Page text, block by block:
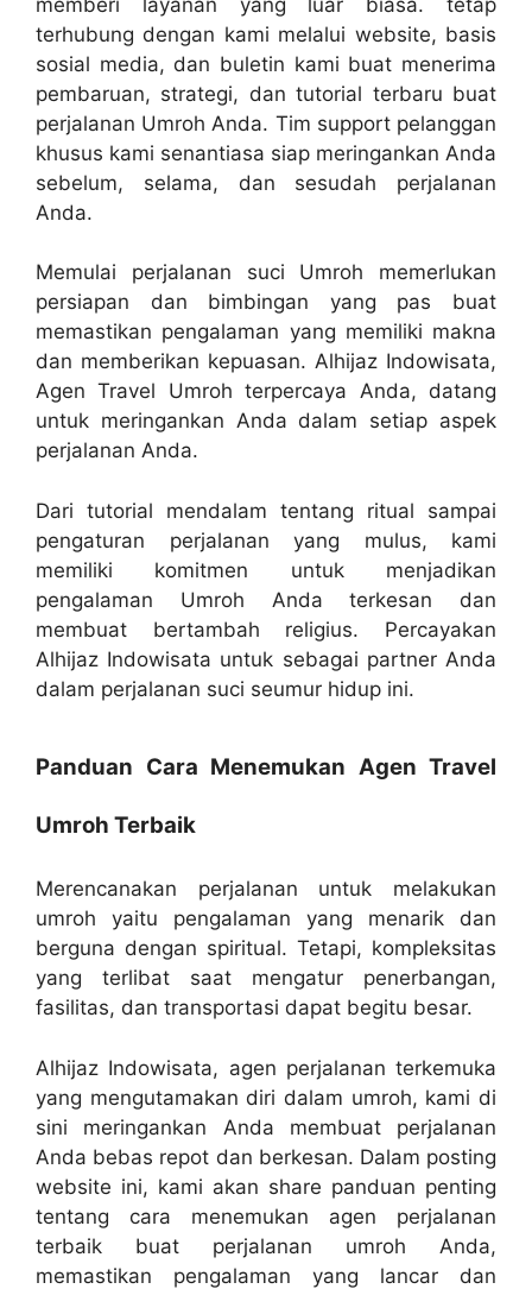
terhubung dengan kami melalui website, basis
sosial media, dan buletin kami buat menerima
pembaruan, strategi, dan tutorial terbaru buat
perjalanan Umroh Anda. Tim support pelanggan
khusus kami senantiasa siap meringankan Anda
sebelum, selama, dan sesudah perjalanan
Anda.
Memulai perjalanan suci Umroh memerlukan
persiapan dan bimbingan yang pas buat
memastikan pengalaman yang memiliki makna
dan memberikan kepuasan. Alhijaz Indowisata,
Agen Travel Umroh terpercaya Anda, datang
untuk meringankan Anda dalam setiap aspek
perjalanan Anda.
Dari tutorial mendalam tentang ritual sampai
pengaturan perjalanan yang mulus, kami
memiliki komitmen untuk menjadikan
pengalaman Umroh Anda terkesan dan
membuat bertambah religius. Percayakan
Alhijaz Indowisata untuk sebagai partner Anda
dalam perjalanan suci seumur hidup ini.
Panduan Cara Menemukan Agen Travel
Umroh Terbaik
Merencanakan perjalanan untuk melakukan
umroh yaitu pengalaman yang menarik dan
berguna dengan spiritual. Tetapi, kompleksitas
yang terlibat saat mengatur penerbangan,
fasilitas, dan transportasi dapat begitu besar.
Alhijaz Indowisata, agen perjalanan terkemuka
yang mengutamakan diri dalam umroh, kami di
sini meringankan Anda membuat perjalanan
Anda bebas repot dan berkesan. Dalam posting
website ini, kami akan share panduan penting
tentang cara menemukan agen perjalanan
terbaik buat perjalanan umroh Anda,
memastikan pengalaman yang lancar dan